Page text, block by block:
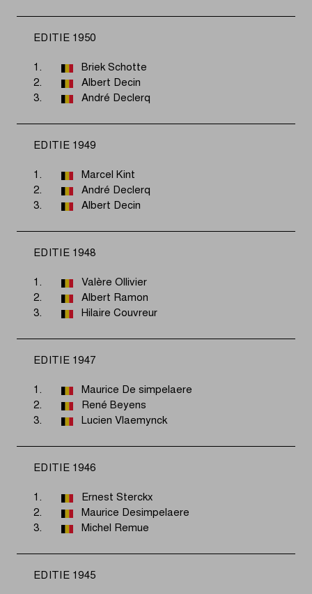
EDITIE 1950
1.
Briek Schotte
2.
Albert Decin
3.
André Declerq
EDITIE 1949
1.
Marcel Kint
2.
André Declerq
3.
Albert Decin
EDITIE 1948
1.
Valère Ollivier
2.
Albert Ramon
3.
Hilaire Couvreur
EDITIE 1947
1.
Maurice De simpelaere
2.
René Beyens
3.
Lucien Vlaemynck
EDITIE 1946
1.
Ernest Sterckx
2.
Maurice Desimpelaere
3.
Michel Remue
EDITIE 1945